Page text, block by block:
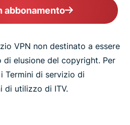
abbonamento
VPN non destinato a essere
elusione del copyright. Per
Termini di servizio di
di utilizzo di ITV.